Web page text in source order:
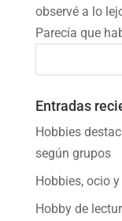
observé a lo
Parecía que
Entradas
Hobbies
según grupos
Hobbies, ocio
Hobby de